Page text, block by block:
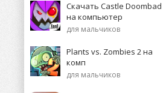
Скачать Castle Doombad
на компьютер
для мальчиков
Plants vs. Zombies 2 на
комп
для мальчиков